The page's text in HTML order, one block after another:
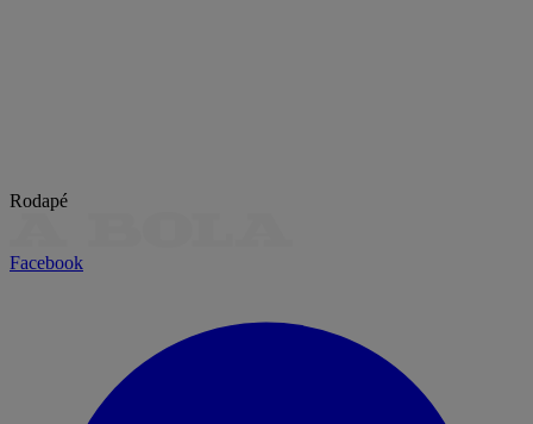
Rodapé
Facebook